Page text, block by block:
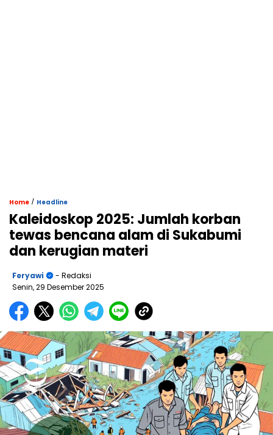
Home / Headline
Kaleidoskop 2025: Jumlah korban
tewas bencana alam di Sukabumi
dan kerugian materi
Feryawi
- Redaksi
Senin, 29 Desember 2025